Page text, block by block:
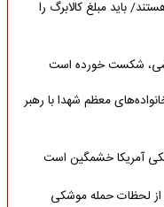
باید مبلغ کالابرگ را
شکست خورده است
معظم شهدا با رهبر
آمریکا خشمگین است
از لحظات حمله موشکی